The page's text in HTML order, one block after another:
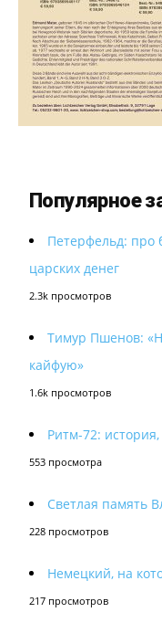
Популярное
Петерфельд: про
царских денег
2.3k просмотров
Тимур Пшенов:
кайфую»
1.6k просмотров
Ритм-72:
553 просмотра
Светлая память
228 просмотров
Немецкий, на
217 просмотров